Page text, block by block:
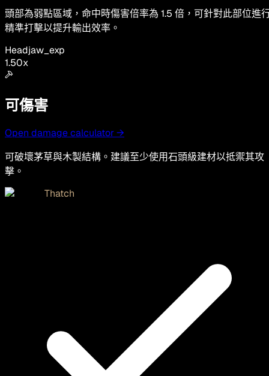
頭部為弱點區域，命中時傷害倍率為 1.5 倍，可針對此部位進
精準打擊以提升輸出效率。
Headjaw_exp
1.50x
可傷害
Open damage calculator →
可破壞茅草與木製結構。建議至少使用石頭級建材以抵禦其攻
擊。
Thatch